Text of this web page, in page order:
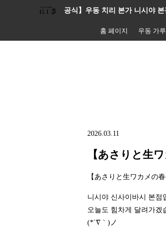
공식】우동 치리 본가 니시야 본
홈 페이지 우동 가
2026.03.11
【あさりと生
【あさりと生ワカメの
니시야 신사이바시 본점
오늘도 힘차게 달려가겠
(*´∇｀)ノ